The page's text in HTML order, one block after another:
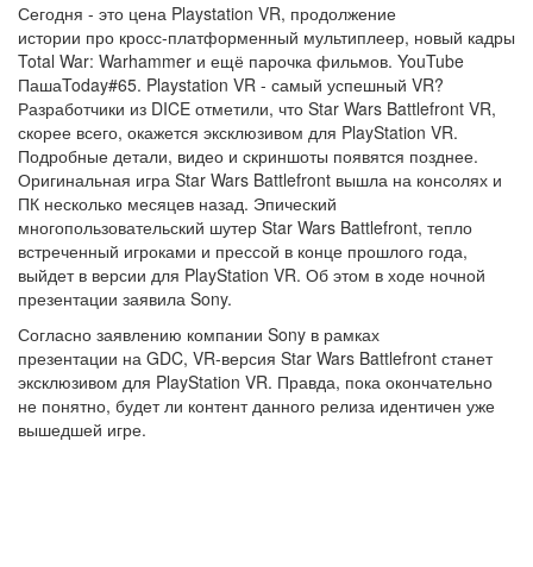
Сегодня - это цена Playstation VR, продолжение
истории про кросс-платформенный мультиплеер, новый кадры
Total War: Warhammer и ещё парочка фильмов. YouTube
ПашаToday#65. Playstation VR - самый успешный VR?
Разработчики из DICE отметили, что Star Wars Battlefront VR,
скорее всего, окажется эксклюзивом для PlayStation VR.
Подробные детали, видео и скриншоты появятся позднее.
Оригинальная игра Star Wars Battlefront вышла на консолях и
ПК несколько месяцев назад. Эпический
многопользовательский шутер Star Wars Battlefront, тепло
встреченный игроками и прессой в конце прошлого года,
выйдет в версии для PlayStation VR. Об этом в ходе ночной
презентации заявила Sony.
Согласно заявлению компании Sony в рамках
презентации на GDC, VR-версия Star Wars Battlefront станет
эксклюзивом для PlayStation VR. Правда, пока окончательно
не понятно, будет ли контент данного релиза идентичен уже
вышедшей игре.